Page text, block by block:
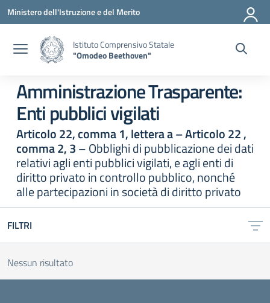
Vai ai contenuti
Vai al menu di navigazione
Vai al footer
Ministero dell'Istruzione e del Merito
Istituto Comprensivo Statale
"Omodeo Beethoven"
Amministrazione Trasparente:
Enti pubblici vigilati
Articolo 22, comma 1, lettera a – Articolo 22 ,
comma 2, 3– Obblighi di pubblicazione dei dati
relativi agli enti pubblici vigilati, e agli enti di
diritto privato in controllo pubblico, nonché
alle partecipazioni in società di diritto privato
FILTRI
Nessun risultato